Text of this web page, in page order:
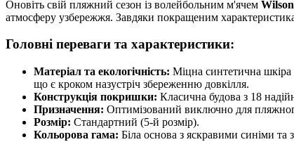
Оновіть свій пляжний сезон із волейбольним м'ячем
атмосферу узбережжя. Завдяки покращеним
Головні переваги та характеристики:
Матеріал та екологічність: Міцна синтетична шкіра
що є кроком назустріч збереженню довкілля.
Конструкція покришки: Класична будова з 18
Призначення: Оптимізований виключно для
Розмір: Стандартний (5-й розмір).
Кольорова гама: Біла основа з яскравими синіми та